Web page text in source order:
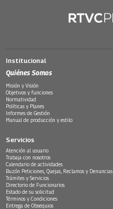
Institucional
Quiénes Somos
Misión y Visión
Objetivos y funciones
Normatividad
Políticas y Planes
Informes de Gestión
Manual de producción y estilo
Servicios
Atención al usuario
Trabaja con nosotros
Calendario de actividades
Buzón Peticiones, Quejas, Reclamos y Denuncias
Trámites y Servicios
Directorio de Funcionarios
Estado de su solicitud
Términos y Condiciones
Entrega de Obsequios